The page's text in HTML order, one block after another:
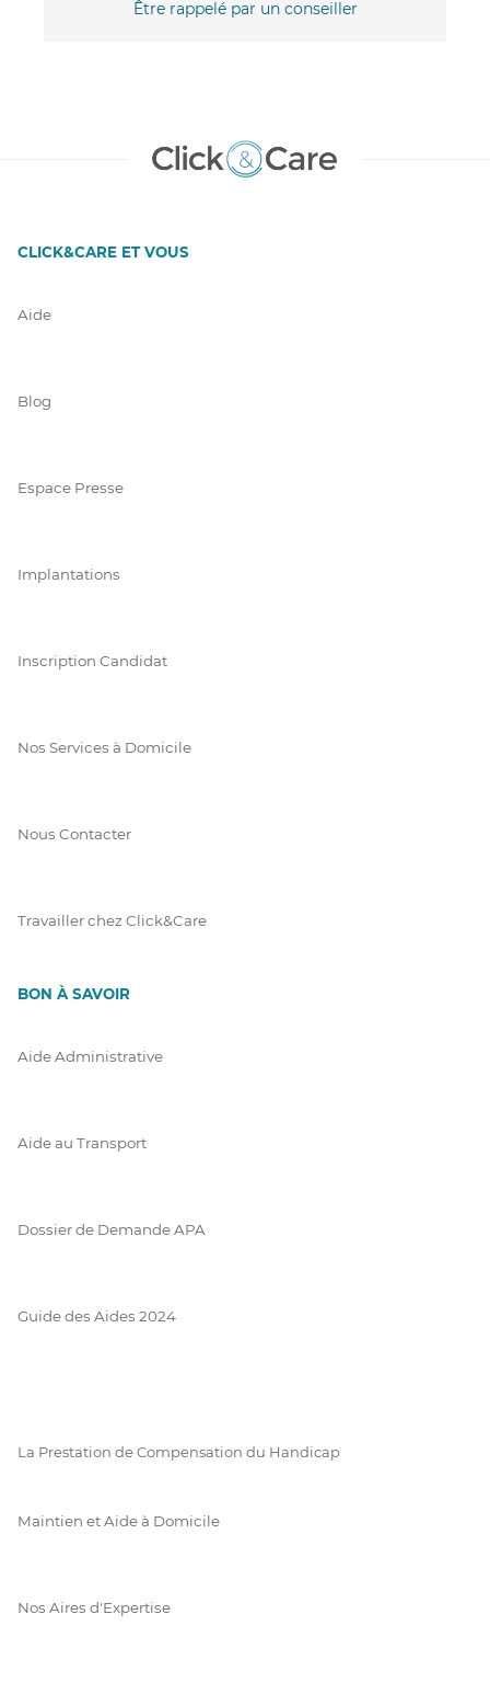
Être rappelé par un conseiller
CLICK&CARE ET VOUS
Aide
Blog
Espace Presse
Implantations
Inscription Candidat
Nos Services à Domicile
Nous Contacter
Travailler chez Click&Care
BON À SAVOIR
Aide Administrative
Aide au Transport
Dossier de Demande APA
Guide des Aides 2024
La Prestation de Compensation du Handicap
Maintien et Aide à Domicile
Nos Aires d'Expertise